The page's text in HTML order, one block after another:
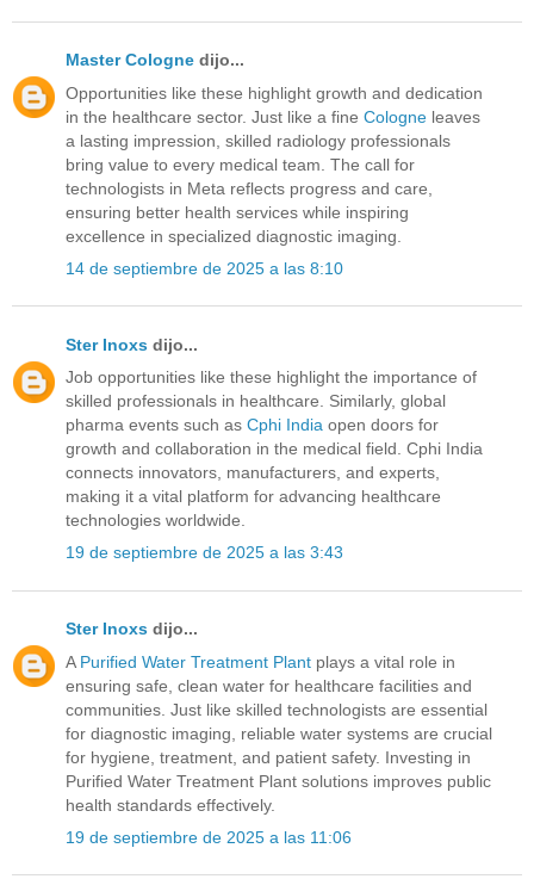
Master Cologne dijo...
Opportunities like these highlight growth and dedication
in the healthcare sector. Just like a fine Cologne leaves
a lasting impression, skilled radiology professionals
bring value to every medical team. The call for
technologists in Meta reflects progress and care,
ensuring better health services while inspiring
excellence in specialized diagnostic imaging.
14 de septiembre de 2025 a las 8:10
Ster Inoxs dijo...
Job opportunities like these highlight the importance of
skilled professionals in healthcare. Similarly, global
pharma events such as Cphi India open doors for
growth and collaboration in the medical field. Cphi India
connects innovators, manufacturers, and experts,
making it a vital platform for advancing healthcare
technologies worldwide.
19 de septiembre de 2025 a las 3:43
Ster Inoxs dijo...
A Purified Water Treatment Plant plays a vital role in
ensuring safe, clean water for healthcare facilities and
communities. Just like skilled technologists are essential
for diagnostic imaging, reliable water systems are crucial
for hygiene, treatment, and patient safety. Investing in
Purified Water Treatment Plant solutions improves public
health standards effectively.
19 de septiembre de 2025 a las 11:06